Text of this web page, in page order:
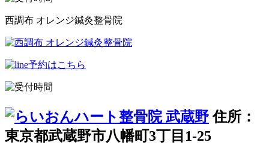
西調布 オレンジ鍼灸整骨院
住所：
東京都武蔵野市八幡町3丁目1-25